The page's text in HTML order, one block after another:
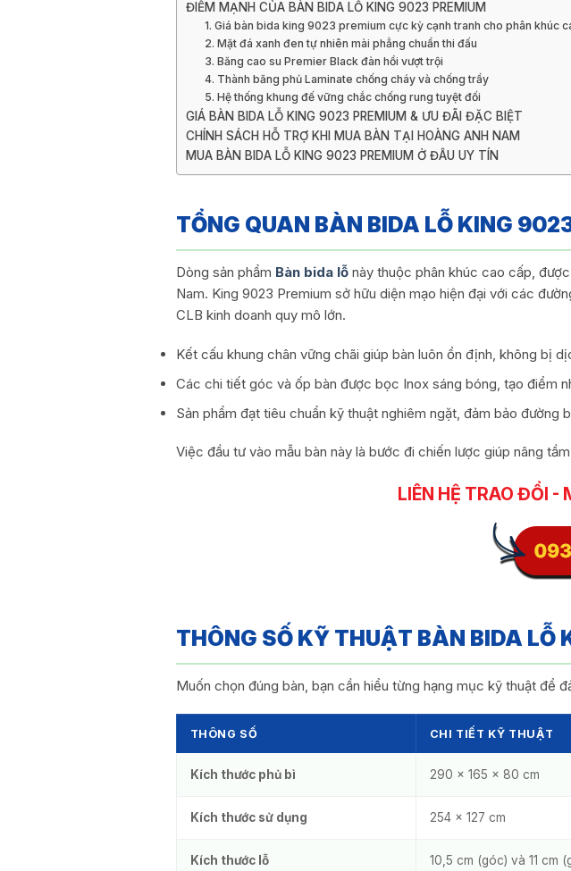
ĐIỂM MẠNH CỦA BÀN BIDA LỖ KING 9023 PREMIUM
1. Giá bàn bida king 9023 premium cực kỳ cạnh tranh cho phân khúc
2. Mặt đá xanh đen tự nhiên mài phẳng chuẩn thi đấu
3. Băng cao su Premier Black đàn hồi vượt trội
4. Thành băng phủ Laminate chống cháy và chống trầy
5. Hệ thống khung đế vững chắc chống rung tuyệt đối
GIÁ BÀN BIDA LỖ KING 9023 PREMIUM & ƯU ĐÃI ĐẶC BIỆT
CHÍNH SÁCH HỖ TRỢ KHI MUA BÀN TẠI HOÀNG ANH NAM
MUA BÀN BIDA LỖ KING 9023 PREMIUM Ở ĐÂU UY TÍN
TỔNG QUAN BÀN BIDA LỖ KING
Dòng sản phẩm Bàn bida lỗnày thuộc phân khúc cao cấp,
Nam. King 9023 Premium sở hữu diện mạo hiện đại với các
CLB kinh doanh quy mô lớn.
Kết cấu khung chân vững chãi giúp bàn luôn ổn định, không bị
Các chi tiết góc và ốp bàn được bọc Inox sáng bóng, tạo điểm
Sản phẩm đạt tiêu chuẩn kỹ thuật nghiêm ngặt, đảm bảo đường
Việc đầu tư vào mẫu bàn này là bước đi chiến lược giúp nâng
LIÊN HỆ TRAO ĐỔI -
THÔNG SỐ KỸ THUẬT BÀN BIDA LỖ
Muốn chọn đúng bàn, bạn cần hiểu từng hạng mục kỹ thuật để
THÔNG SỐ CHI TIẾT KỸ THUẬT
Kích thước phủ bì 290 x 165 x 80 cm
Kích thước sử dụng 254 x 127 cm
Kích thước lỗ 10,5 cm (góc) và 11 cm